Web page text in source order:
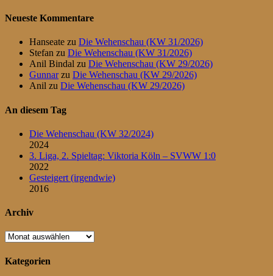
Neueste Kommentare
Hanseate zu Die Wehenschau (KW 31/2026)
Stefan zu Die Wehenschau (KW 31/2026)
Anil Bindal zu Die Wehenschau (KW 29/2026)
Gunnarzu Die Wehenschau (KW 29/2026)
Anil zu Die Wehenschau (KW 29/2026)
An diesem Tag
Die Wehenschau (KW 32/2024)
2024
3. Liga, 2. Spieltag: Viktoria Köln – SVWW 1:0
2022
Gesteigert (irgendwie)
2016
Archiv
Archiv
Kategorien